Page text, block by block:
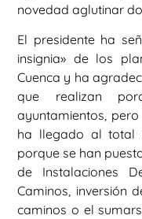
novedad aglutinar
El presidente ha
insignia» de los
Cuenca y ha
que realizan
ayuntamientos,
ha llegado al total
porque se han
de Instalaciones
Caminos, inversión
caminos o el